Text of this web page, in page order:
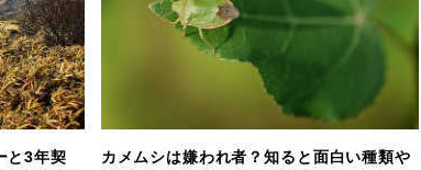
と3年契
カメムシは嫌われ者？知ると面白い種類や